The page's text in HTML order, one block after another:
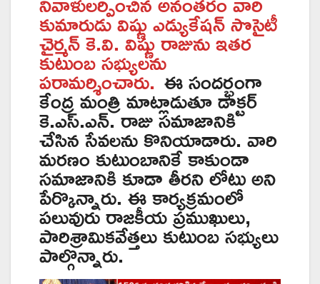
కుమారుడు విష్ణు ఎడ్యుకేషన్ సొసైటీ
చైర్మన్ కె.వి. విష్ణు రాజును ఇతర
కుటుంబ సభ్యులను
పరామర్శించారు.ఈ సందర్భంగా
కేంద్ర మంత్రి మాట్లాడుతూ డాక్టర్
కె.ఎస్.ఎన్. రాజు సమాజానికి
చేసిన సేవలను కొనియాడారు. వారి
మరణం కుటుంబానికే కాకుండా
సమాజానికి కూడా తీరని లోటు అని
పేర్కొన్నారు. ఈ కార్యక్రమంలో
పలువురు రాజకీయ ప్రముఖులు,
పారిశ్రామికవేత్తలు కుటుంబ సభ్యులు
పాల్గొన్నారు.